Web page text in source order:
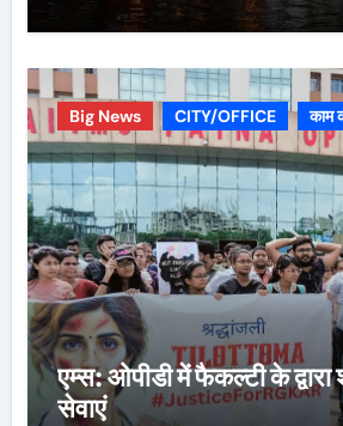
Big News CITY/OFFICE काम
एम्स: ओपीडी में फैकल्टी के
सेवाएं